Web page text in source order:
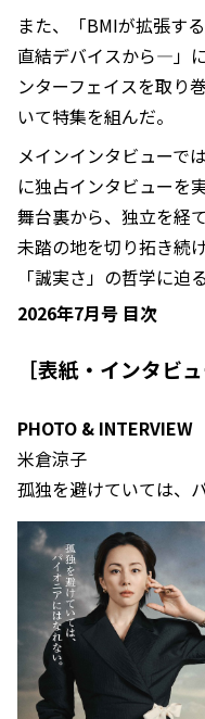
また、「BMIが拡張す
直結デバイスから―」
ンターフェイスを取り
いて特集を組んだ。
メインインタビューで
に独占インタビューを
舞台裏から、独立を経
未踏の地を切り拓き続
「誠実さ」の哲学に迫る
2026年7月号 目次
［表紙・インタビ
PHOTO & INTERVIEW
米倉涼子
孤独を避けていては、